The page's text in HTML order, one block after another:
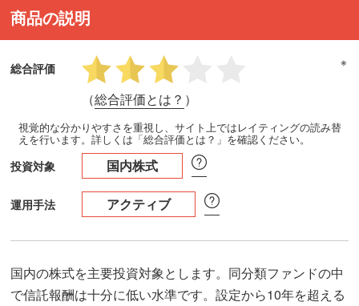
商品の説明
総合評価
（総合評価とは？ ）
※
視覚的な分かりやすさを重視し、サイト上ではレイティングの読み替
えを行います。詳しくは「総合評価とは？」を確認ください。
投資対象 国内株式
運用手法 アクティブ
国内の株式を主要投資対象とします。同分類ファンドの中
で信託報酬は十分に低い水準です。設定から10年を超える